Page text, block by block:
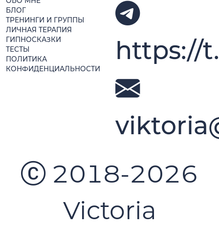
БЛОГ
ТРЕНИНГИ И ГРУППЫ
ЛИЧНАЯ ТЕРАПИЯ
ГИПНОСКАЗКИ
ТЕСТЫ
ПОЛИТИКА
КОНФИДЕНЦИАЛЬНОСТИ
https://
2018-2026
Victoria